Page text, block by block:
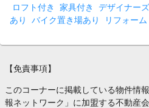
ロフト付き
家具付き デザイナーズ
あり
バイク置き場あり リフォー
【免責事項】
このコーナーに掲載している物件情
報ネットワーク」に加盟する不動産